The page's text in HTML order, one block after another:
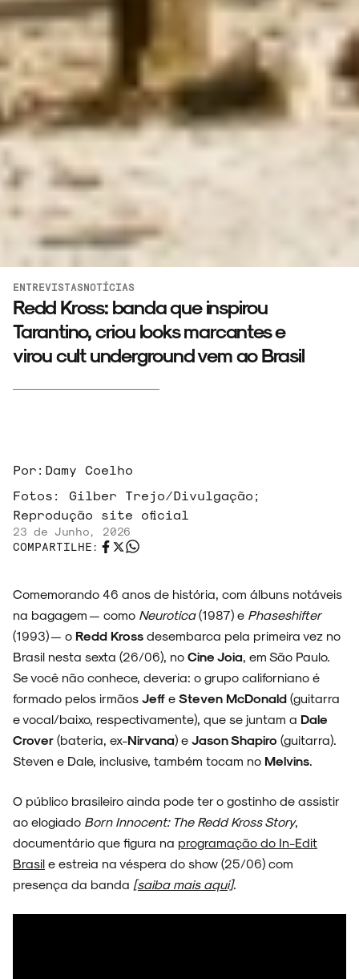
ENTREVISTASNOTÍCIAS
Redd Kross: banda que inspirou
Tarantino, criou looks marcantes e
virou cult underground vem ao Brasil
Por: Damy Coelho
Fotos: Gilber Trejo/Divulgação;
Reprodução site oficial
23 de Junho, 2026
COMPARTILHE:
Comemorando 46 anos de história, com álbuns notáveis
na bagagem — como Neurotica(1987) e Phaseshifter
(1993) — o Redd Kross desembarca pela primeira vez no
Brasil nesta sexta (26/06), no Cine Joia, em São Paulo.
Se você não conhece, deveria: o grupo californiano é
formado pelos irmãos Jeff e Steven McDonald (guitarra
e vocal/baixo, respectivamente), que se juntam a Dale
Crover (bateria, ex-Nirvana) e Jason Shapiro (guitarra).
Steven e Dale, inclusive, também tocam no Melvins.
O público brasileiro ainda pode ter o gostinho de assistir
ao elogiado Born Innocent: The Redd Kross Story,
documentário que figura na programação do In-Edit
Brasil e estreia na véspera do show (25/06) com
presença da banda [saiba mais aqui].